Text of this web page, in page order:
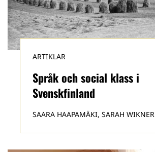
Språk och social klass i
Svenskfinland
ARTIKLAR
SAARA HAAPAMÄKI, SARAH WIKNER